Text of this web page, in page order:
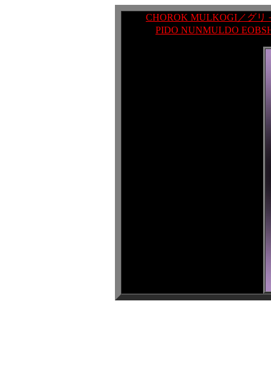
CHOROK MULKOGI／グリ
PIDO NUNMULDO